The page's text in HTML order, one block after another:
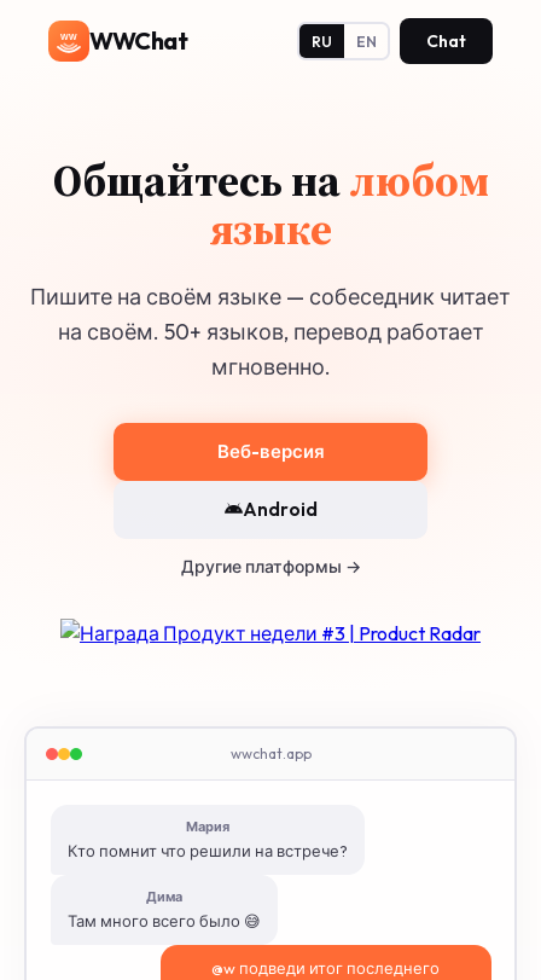
WW WWChat RU EN Chat
Приватностьпо
умолчанию
E2E шифрование, двухфакторная защита и
пин-код под принуждением. Ваши данные —
только ваши.
Веб-версия
Android
Другие платформы →
wwchat.app
Мария
Кто помнит что решили на встрече?
Дима
Там много всего было 😅
@w подведи итог последнего